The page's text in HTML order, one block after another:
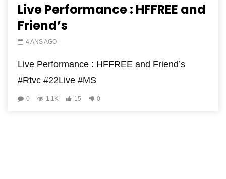
Live Performance : HFFREE and
Friend’s
4 ANS AGO
Live Performance : HFFREE and Friend’s
#Rtvc #22Live #MS
0 1.1K 15 0